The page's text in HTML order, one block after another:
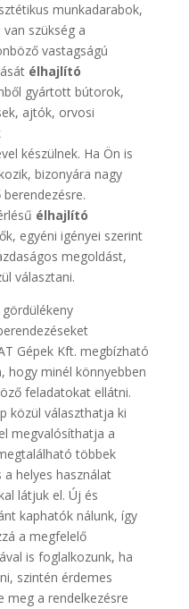
munkadarabok,
szükség a
vastagságú
élhajlító
gyártott bútorok,
ajtók, orvosi
készülnek. Ha Ön is
bizonyára nagy
élhajlító
egyéni igényei szerint
megoldást,
választani.
Gépek Kft. megbízható
hogy minél könnyebben
feladatokat ellátni.
közül választhatja ki
megvalósíthatja a
többek
a helyes használat
látjuk el. Új és
kaphatók nálunk, így
a megfelelő
is foglalkozunk, ha
szintén érdemes
meg a rendelkezésre